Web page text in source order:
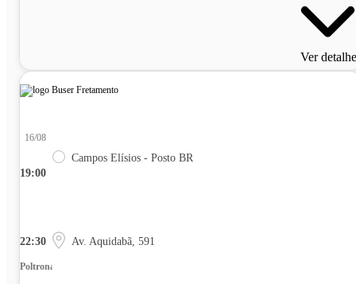
Ver
19:00
16/08
Campos Elísios - Posto BR
22:30 Av. Aquidabã, 591
Poltrona